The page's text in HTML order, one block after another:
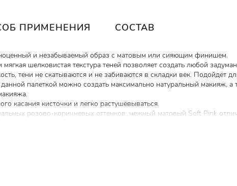
ПРИМЕНЕНИЯ СОСТАВ
и незабываемый образ с матовым или сияющим финишем.
шелковистая текстура теней позволяет создать любой
тени не скатываются и не забиваются в складки век. Подойдёт
палеткой можно создать максимально натуральный макияж, а
касания кисточки и легко растушёвываться.
розово-коричневых оттенков: нежный матовый Soft Pink